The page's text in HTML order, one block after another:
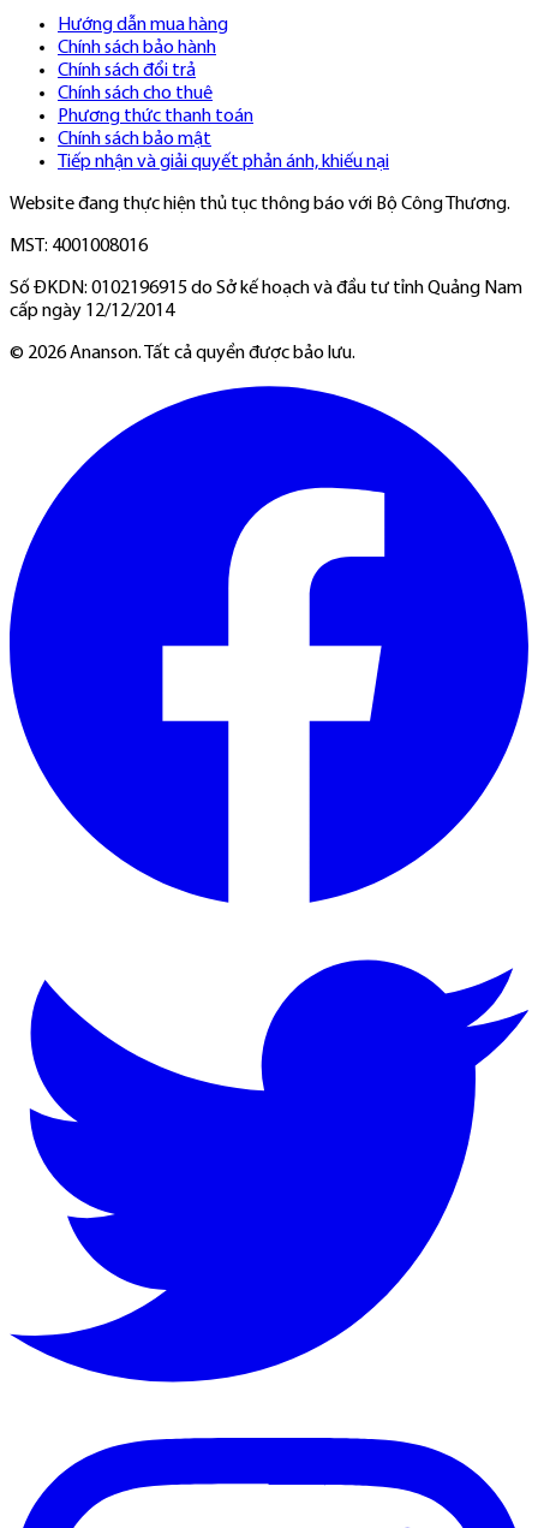
Hướng dẫn mua hàng
Chính sách bảo hành
Chính sách đổi trả
Chính sách cho thuê
Phương thức thanh toán
Chính sách bảo mật
Tiếp nhận và giải quyết phản ánh, khiếu nại
Website đang thực hiện thủ tục thông báo với Bộ Công Thương.
MST: 4001008016
Số ĐKDN: 0102196915 do Sở kế hoạch và đầu tư tỉnh Quảng Nam
cấp ngày 12/12/2014
© 2026Ananson. Tất cả quyền được bảo lưu.